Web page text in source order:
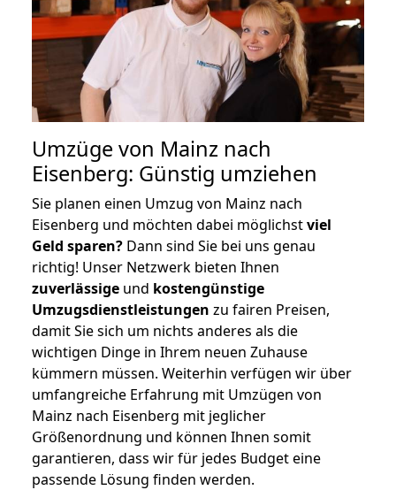
Umzüge von Mainz nach
Eisenberg: Günstig umziehen
Sie planen einen Umzug von Mainz nach
Eisenberg und möchten dabei möglichstviel
Geld sparen? Dann sind Sie bei uns genau
richtig! Unser Netzwerk bieten Ihnen
zuverlässige und kostengünstige
Umzugsdienstleistungen zu fairen Preisen,
damit Sie sich um nichts anderes als die
wichtigen Dinge in Ihrem neuen Zuhause
kümmern müssen. Weiterhin verfügen wir über
umfangreiche Erfahrung mit Umzügen von
Mainz nach Eisenberg mit jeglicher
Größenordnung und können Ihnen somit
garantieren, dass wir für jedes Budget eine
passende Lösung finden werden.